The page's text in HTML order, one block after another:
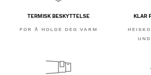
TERMISK BESKYTTELSE
FOR Å HOLDE DEG VARM
KLAR